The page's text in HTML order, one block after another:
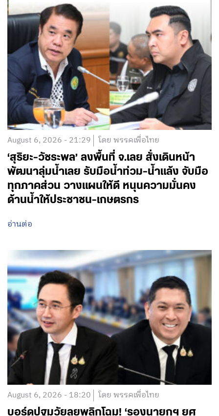
August 6, 2026 - 21:29 โดย พรรคเพื่อไทย
‘สุริยะ-วัชระพล’ ลงพื้นที่ จ.เลย สั่งเดินหน้า
พัฒนาลุ่มน้ำเลย รับมือน้ำท่วม-น้ำแล้ง จับมือ
ทุกภาคส่วน วางแผนให้ดี หนุนความมั่นคง
ด้านน้ำให้ประชาชน-เกษตรกร
อ่านต่อ
August 6, 2026 - 18:20 โดย พรรคเพื่อไทย
บอร์ดปฐมวัยลุยพลิกโฉม! ‘รองนายกฯ ยศ